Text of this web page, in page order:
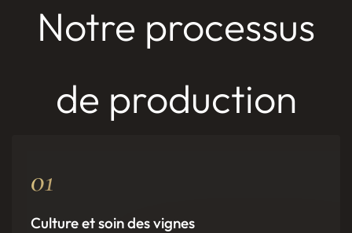
Notre processus
de production
01
Culture et soin des vignes